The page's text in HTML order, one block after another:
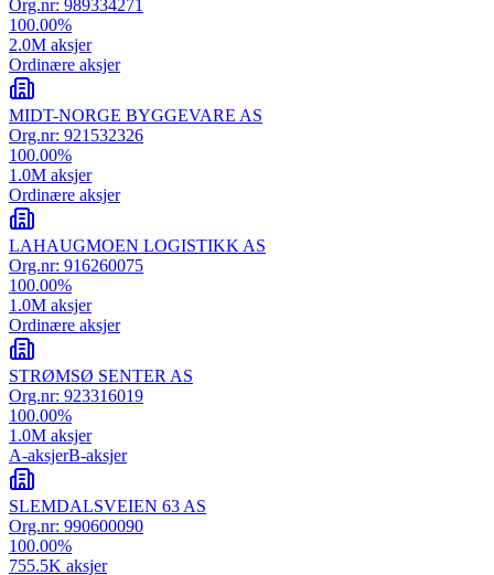
Org.nr: 989334271
100.00%
2.0M aksjer
Ordinære aksjer
MIDT-NORGE BYGGEVARE AS
Org.nr: 921532326
100.00%
1.0M aksjer
Ordinære aksjer
LAHAUGMOEN LOGISTIKK AS
Org.nr: 916260075
100.00%
1.0M aksjer
Ordinære aksjer
STRØMSØ SENTER AS
Org.nr: 923316019
100.00%
1.0M aksjer
A-aksjerB-aksjer
SLEMDALSVEIEN 63 AS
Org.nr: 990600090
100.00%
755.5K aksjer